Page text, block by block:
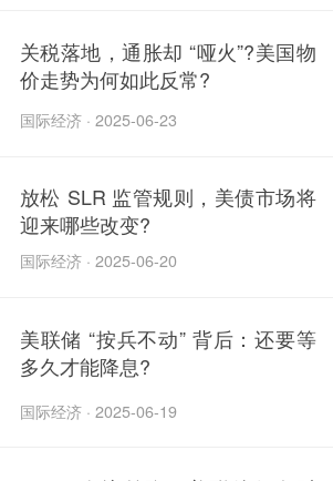
关税落地，通胀却 “哑火”?美国物
价走势为何如此反常?​
国际经济 · 2025-06-23
放松 SLR 监管规则，美债市场将
迎来哪些改变?​
国际经济 · 2025-06-20
美联储 “按兵不动” 背后：还要等
多久才能降息?
国际经济 · 2025-06-19